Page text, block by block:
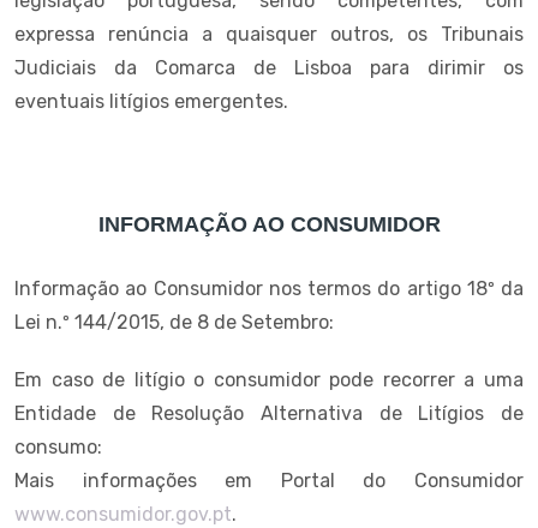
expressa renúncia a quaisquer outros, os Tribunais
Judiciais da Comarca de Lisboa para dirimir os
eventuais litígios emergentes.
INFORMAÇÃO AO CONSUMIDOR
Informação ao Consumidor nos termos do artigo 18º da
Lei n.º 144/2015, de 8 de Setembro:
Em caso de litígio o consumidor pode recorrer a uma
Entidade de Resolução Alternativa de Litígios de
consumo:
Mais informações em Portal do Consumidor
www.consumidor.gov.pt.